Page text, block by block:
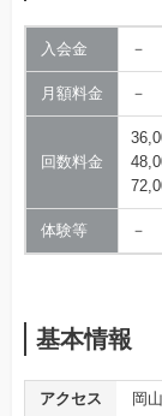
入会金 －
月額料金 －
回数料金
体験等 －
基本情報
アクセス
岡